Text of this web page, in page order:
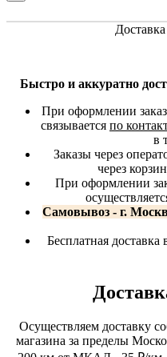
Быстро и аккуратно
При оформлении
связывается по
в
Заказы через
через
При оформлении
Самовывоз - г.
Бесплатная
Осуществляем доставку
магазина за пределы